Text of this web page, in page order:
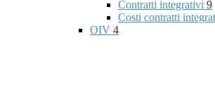
Contratti integrativi 9
Costi contratti
OIV 4